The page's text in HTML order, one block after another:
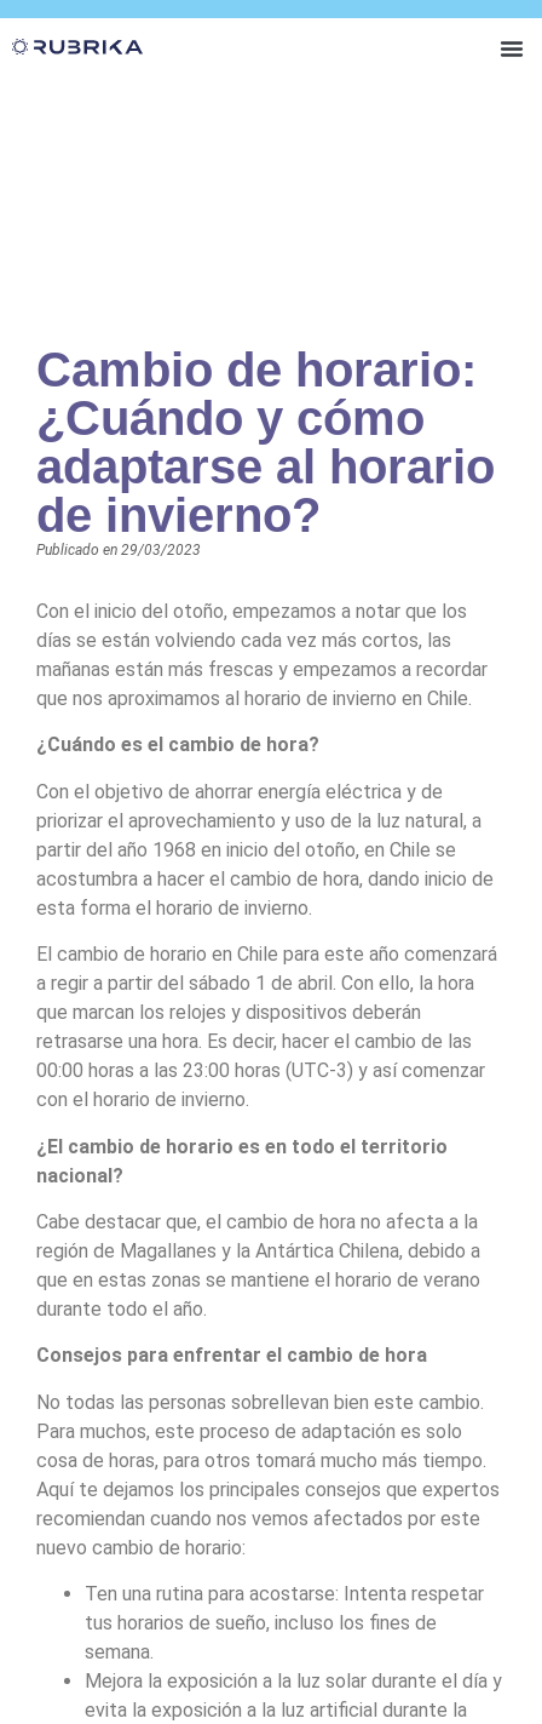
Cambio de horario:
¿Cuándo y cómo
adaptarse al horario
de invierno?
Publicado en 29/03/2023
Con el inicio del otoño, empezamos a notar que los
días se están volviendo cada vez más cortos, las
mañanas están más frescas y empezamos a recordar
que nos aproximamos al horario de invierno en Chile.
¿Cuándo es el cambio de hora?
Con el objetivo de ahorrar energía eléctrica y de
priorizar el aprovechamiento y uso de la luz natural, a
partir del año 1968 en inicio del otoño, en Chile se
acostumbra a hacer el cambio de hora, dando inicio de
esta forma el horario de invierno.
El cambio de horario en Chile para este año comenzará
a regir a partir del sábado 1 de abril. Con ello, la hora
que marcan los relojes y dispositivos deberán
retrasarse una hora. Es decir, hacer el cambio de las
00:00 horas a las 23:00 horas (UTC-3) y así comenzar
con el horario de invierno.
¿El cambio de horario es en todo el territorio
nacional?
Cabe destacar que, el cambio de hora no afecta a la
región de Magallanes y la Antártica Chilena, debido a
que en estas zonas se mantiene el horario de verano
durante todo el año.
Consejos para enfrentar el cambio de hora
No todas las personas sobrellevan bien este cambio.
Para muchos, este proceso de adaptación es solo
cosa de horas, para otros tomará mucho más tiempo.
Aquí te dejamos los principales consejos que expertos
recomiendan cuando nos vemos afectados por este
nuevo cambio de horario:
Ten una rutina para acostarse: Intenta respetar
tus horarios de sueño, incluso los fines de
semana.
Mejora la exposición a la luz solar durante el día y
evita la exposición a la luz artificial durante la